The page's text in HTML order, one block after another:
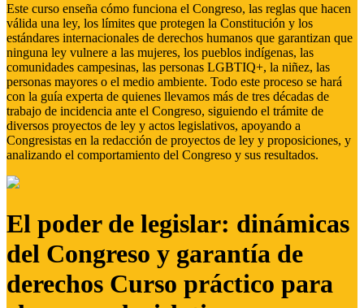
Este curso enseña cómo funciona el Congreso, las reglas que hacen
válida una ley, los límites que protegen la Constitución y los
estándares internacionales de derechos humanos que garantizan que
ninguna ley vulnere a las mujeres, los pueblos indígenas, las
comunidades campesinas, las personas LGBTIQ+, la niñez, las
personas mayores o el medio ambiente. Todo este proceso se hará
con la guía experta de quienes llevamos más de tres décadas de
trabajo de incidencia ante el Congreso, siguiendo el trámite de
diversos proyectos de ley y actos legislativos, apoyando a
Congresistas en la redacción de proyectos de ley y proposiciones, y
analizando el comportamiento del Congreso y sus resultados.
El poder de legislar: dinámicas
del Congreso y garantía de
derechos Curso práctico para